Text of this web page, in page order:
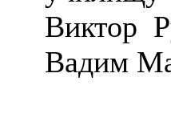
Виктор
Вадим